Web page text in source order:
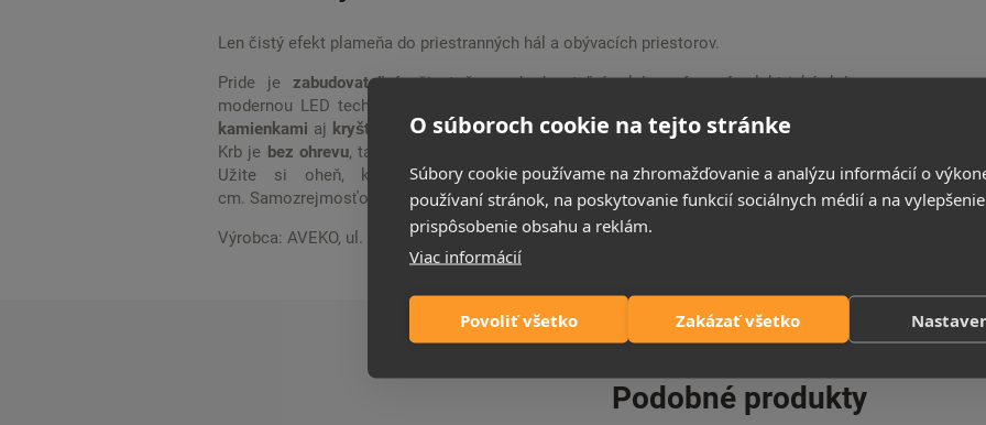
O súboroch cookie na tejto stránke
Súbory cookie používame na zhromažďovanie a analýzu informácií o
používaní stránok, na poskytovanie funkcií sociálnych médií a na
prispôsobenie obsahu a reklám.
Viac informácií
Povoliť všetko Zakázať všetko
Len čistý efekt plameňa do priestranných hál a obývacích priestorov.
Pride jezabudovateľný, čiastočne zabudovateľný alebozávesnýelektrický krb s
modernou LED technológiou, ktorá znamená nízku spotrebu. Dodáva sa s
kamienkami aj kryštálmi
. Máte k dispozícií všetky tieto možnosti a možete ich striedať.
Krb je bez ohrevu, takže ho možete používať po celý rok, dokonca aj v horúcich dňoch.
Užite si oheň, kedykoľvek chcete. Jeho veľkou výhodou je hĺbka len 13
cm. Samozrejmosťou pri týchto typoch jediaľkové ovládanie.
Výrobca: AVEKO, ul. Dębowa 2 84-207 Łężyce; contact@aflamo.com
Podobné produkty